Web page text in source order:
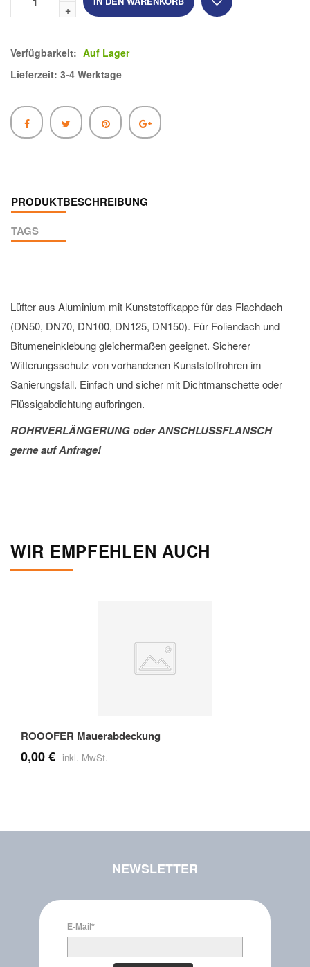
Verfügbarkeit: Auf Lager
Lieferzeit: 3-4 Werktage
PRODUKTBESCHREIBUNG
TAGS
Lüfter aus Aluminium mit Kunststoffkappe für das Flachdach
(DN50, DN70, DN100, DN125, DN150). Für Foliendach und
Bitumeneinklebung gleichermaßen geeignet. Sicherer
Witterungsschutz von vorhandenen Kunststoffrohren im
Sanierungsfall. Einfach und sicher mit Dichtmanschette oder
Flüssigabdichtung aufbringen.
ROHRVERLÄNGERUNG oder ANSCHLUSSFLANSCH
gerne auf Anfrage!
WIR EMPFEHLEN AUCH
ROOOFER Mauerabdeckung
0,00 €
NEWSLETTER
E-Mail*